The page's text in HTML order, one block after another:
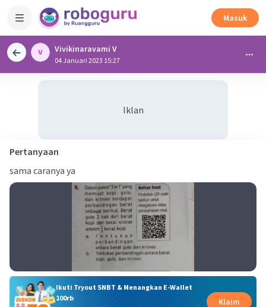
Masuk
Vivikinaravami V
04 Januari 2023 15:27
Iklan
Pertanyaan
sama caranya ya
Ikuti Tryout SNBT & Menangkan E-Wallet
100rb
Klaim